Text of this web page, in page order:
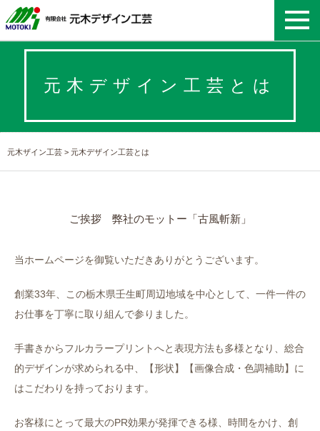
元木デザイン工芸とは
元木ザイン工芸 > 元木デザイン工芸とは
ご挨拶 弊社のモットー「古風斬新」
当ホームページを御覧いただきありがとうございます。
創業33年、この栃木県壬生町周辺地域を中心として、一件一件の
お仕事を丁寧に取り組んで参りました。
手書きからフルカラープリントへと表現方法も多様となり、総合
的デザインが求められる中、【形状】【画像合成・色調補助】に
はこだわりを持っております。
お客様にとって最大のPR効果が発揮できる様、時間をかけ、創